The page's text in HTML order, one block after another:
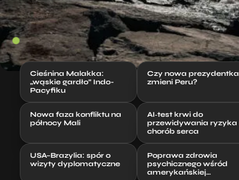
Cieśnina Malakka:
„wąskie gardło” Indo-
Pacyfiku
Czy nowa prezydentka
zmieni Peru?
Nowa faza konfliktu na
północy Mali
AI‑test krwi do
przewidywania ryzyka
chorób serca
USA–Brazylia: spór o
wizyty dyplomatyczne
Poprawa zdrowia
psychicznego wśród
amerykańskiej